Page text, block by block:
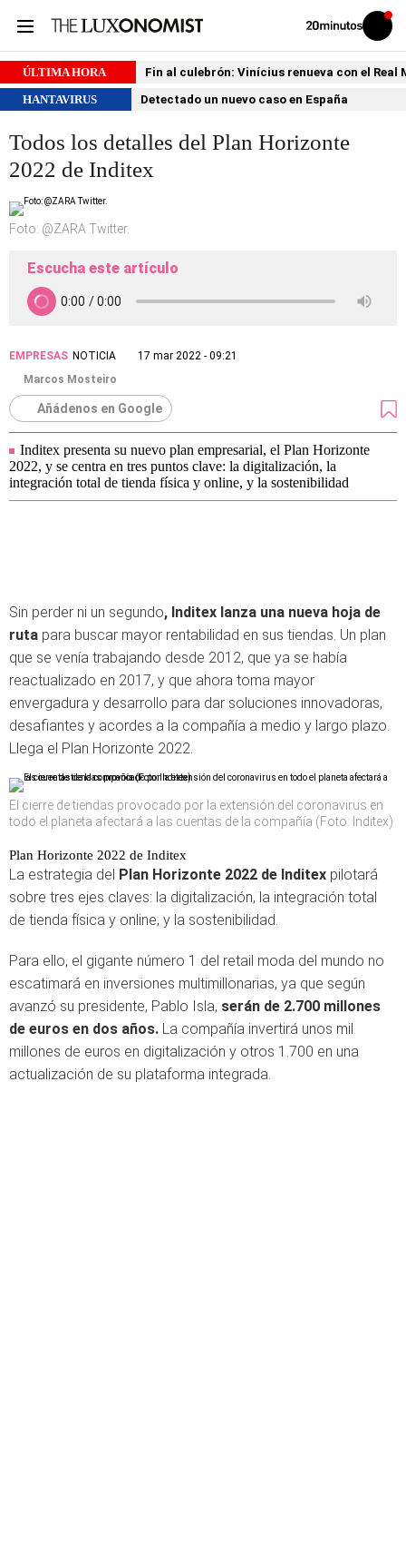
Volver
Iniciar
sesión
ÚLTIMA HORA
Fin al culebrón: Vinícius renueva con el Real
HANTAVIRUS
Detectado un nuevo caso en España
Todos los detalles del Plan Horizonte
2022 de Inditex
Foto: @ZARA Twitter.
Escucha este artículo
EMPRESAS NOTICIA
17 mar 2022 - 09:21
Marcos Mosteiro
Añádenos en Google
Inditex presenta su nuevo plan empresarial, el Plan Horizonte
2022, y se centra en tres puntos clave: la digitalización, la
integración total de tienda física y online, y la sostenibilidad
Sin perder ni un segundo, Inditex lanza una nueva hoja de
ruta para buscar mayor rentabilidad en sus tiendas. Un plan
que se venía trabajando desde 2012, que ya se había
reactualizado en 2017, y que ahora toma mayor
envergadura y desarrollo para dar soluciones innovadoras,
desafiantes y acordes a la compañía a medio y largo plazo.
Llega el Plan Horizonte 2022.
El cierre de tiendas provocado por la extensión del coronavirus en
todo el planeta afectará a las cuentas de la compañía (Foto: Inditex)
Plan Horizonte 2022 de Inditex
La estrategia del Plan Horizonte 2022 de Inditex pilotará
sobre tres ejes claves: la digitalización, la integración total
de tienda física y online, y la sostenibilidad.
Para ello, el gigante número 1 del retail moda del mundo no
escatimará en inversiones multimillonarias, ya que según
avanzó su presidente, Pablo Isla, serán de 2.700 millones
de euros en dos años. La compañía invertirá unos mil
millones de euros en digitalización y otros 1.700 en una
actualización de su plataforma integrada.